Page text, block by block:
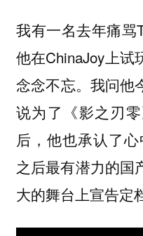
我有一名去年痛骂
他在ChinaJoy上试
念念不忘。我问他
说为了《影之刃
后，他也承认了
之后最有潜力的国
大的舞台上宣告定